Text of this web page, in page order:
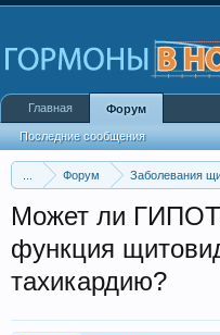
Форум Заболевания
Может ли
функция
тахикардию?
Главная Форум
Последние сообщения